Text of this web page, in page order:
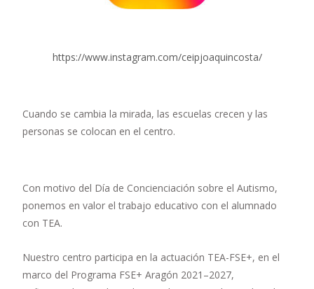
https://www.instagram.com/ceipjoaquincosta/
Cuando se cambia la mirada, las escuelas crecen y las
personas se colocan en el centro.
Con motivo del Día de Concienciación sobre el Autismo,
ponemos en valor el trabajo educativo con el alumnado
con TEA.
Nuestro centro participa en la actuación TEA-FSE+, en el
marco del Programa FSE+ Aragón 2021–2027,